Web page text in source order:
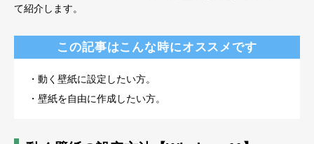
て紹介します。
この記事はこんな時にオススメです
・動く壁紙に設定したい方。
・壁紙を自由に作成したい方。